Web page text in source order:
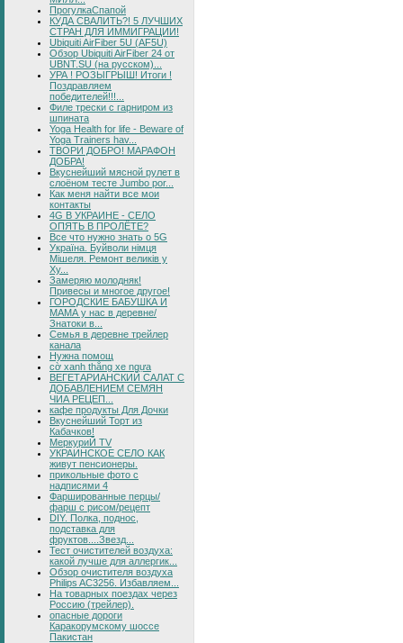
ПрогулкаСпапой
КУДА СВАЛИТЬ?! 5 ЛУЧШИХ
СТРАН ДЛЯ ИММИГРАЦИИ!
Ubiquiti AirFiber 5U (AF5U)
Обзор Ubiquiti AirFiber 24 от
UBNT.SU (на русском)...
УРА ! РОЗЫГРЫШ! Итоги !
Поздравляем
победителей!!!...
Филе трески с гарниром из
шпината
Yoga Health for life - Beware of
Yoga Trainers hav...
ТВОРИ ДОБРО! МАРАФОН
ДОБРА!
Вкуснейший мясной рулет в
слоёном тесте Jumbo por...
Как меня найти все мои
контакты
4G В УКРАИНЕ - СЕЛО
ОПЯТЬ В ПРОЛЁТЕ?
Все что нужно знать о 5G
Україна. Буйволи німця
Мішеля. Ремонт великів у
Ху...
Замеряю молодняк!
Привесы и многое другое!
ГОРОДСКИЕ БАБУШКА И
МАМА у нас в деревне/
Знатоки в...
Семья в деревне трейлер
канала
Нужна помощ
cờ xanh thắng xe ngựa
ВЕГЕТАРИАНСКИЙ САЛАТ С
ДОБАВЛЕНИЕМ СЕМЯН
ЧИА РЕЦЕП...
кафе продукты Для Дочки
Вкуснейший Торт из
Кабачков!
МеркуриЙ TV
УКРАИНСКОЕ СЕЛО КАК
живут пенсионеры.
прикольные фото с
надписями 4
Фаршированные перцы/
фарш с рисом/рецепт
DIY. Полка, поднос,
подставка для
фруктов....Звезд...
Тест очистителей воздуха:
какой лучше для аллергик...
Обзор очистителя воздуха
Philips AC3256. Избавляем...
На товарных поездах через
Россию (трейлер).
опасные дороги
Каракорумскому шоссе
Пакистан